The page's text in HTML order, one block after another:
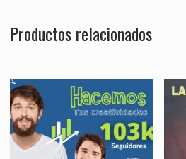
Productos relacionados